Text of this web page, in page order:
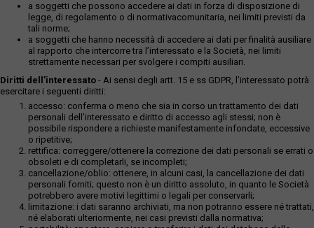
a soggetti che possono accedere ai dati in forza di disposizione di
legge, di regolamento o di normativacomunitaria, nei limiti previsti da
tali norme;
a soggetti che hanno necessità di accedere ai dati per finalità ausiliare
al rapporto che intercorre tra l’interessato e la Società, nei limiti
strettamente necessari per svolgere i compiti ausiliari.
Diritti dell’interessato - Ai sensi degli artt. 15 e ss GDPR, l’interessato potrà
esercitare i seguenti diritti:
accesso: conferma o meno che sia in corso un trattamento dei dati
personali dell’interessato e diritto di accesso agli stessi; non è
possibile rispondere a richieste manifestamente infondate, eccessive
o ripetitive;
rettifica: correggere/ottenere la correzione dei dati personali se errati o
obsoleti e di completarli, se incompleti;
cancellazione/oblio: ottenere, in alcuni casi, la cancellazione dei dati
personali forniti; questo non è un diritto assoluto, in quanto le Società
potrebbero avere motivi legittimi o legali per conservarli;
limitazione: i dati saranno archiviati, ma non potranno essere né trattati,
né elaborati ulteriormente, nei casi previsti dalla normativa;